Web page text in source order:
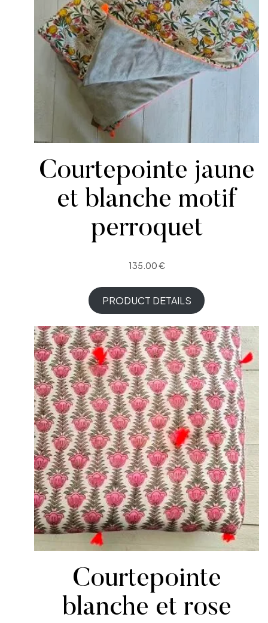
Courtepointe jaune
et blanche motif
perroquet
135.00€
PRODUCT DETAILS
Courtepointe
blanche et rose